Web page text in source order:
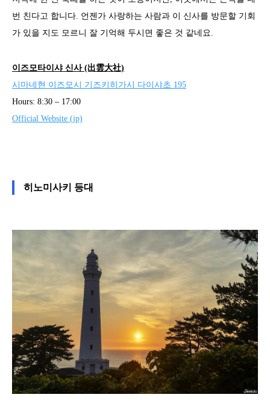
번 친다고 합니다. 언젠가 사랑하는 사람과 이 신사를 방문할 기회
가 있을 지도 모르니 잘 기억해 두시면 좋은 것 같네요.
이즈모타이샤 신사 (出雲大社)
시마네현 이즈모시 기즈키히가시 다이샤초 195
Hours: 8:30 – 17:00
Official Website (jp)
히노미사키 등대